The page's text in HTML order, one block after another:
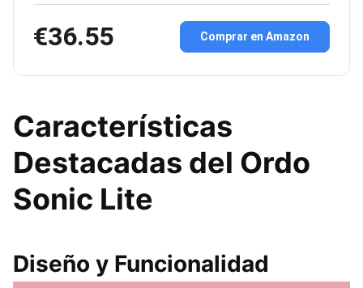
€36.55 Comprar en Amazon
Características
Destacadas del Ordo
Sonic Lite
Diseño y Funcionalidad